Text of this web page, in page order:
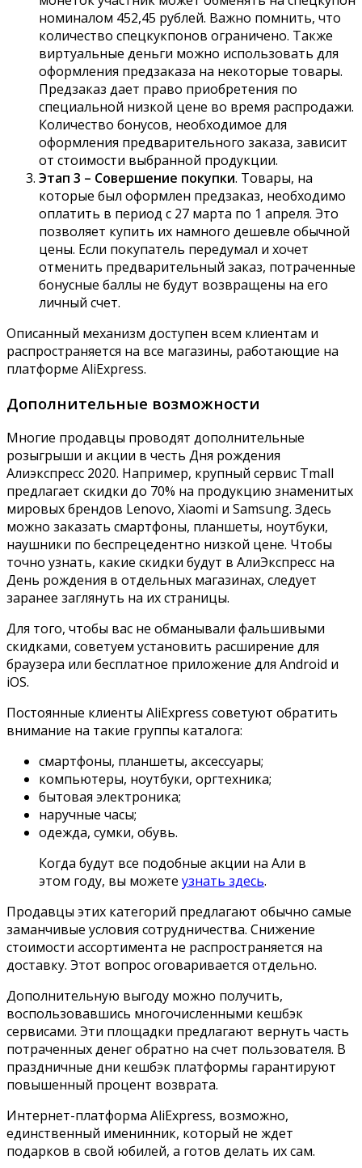
номиналом 452,45 рублей. Важно помнить, что
количество спецкукпонов ограничено. Также
виртуальные деньги можно использовать для
оформления предзаказа на некоторые товары.
Предзаказ дает право приобретения по
специальной низкой цене во время распродажи.
Количество бонусов, необходимое для
оформления предварительного заказа, зависит
от стоимости выбранной продукции.
Этап 3 – Совершение покупки. Товары, на
которые был оформлен предзаказ, необходимо
оплатить в период с 27 марта по 1 апреля. Это
позволяет купить их намного дешевле обычной
цены. Если покупатель передумал и хочет
отменить предварительный заказ, потраченные
бонусные баллы не будут возвращены на его
личный счет.
Описанный механизм доступен всем клиентам и
распространяется на все магазины, работающие на
платформе AliExpress.
Дополнительные возможности
Многие продавцы проводят дополнительные
розыгрыши и акции в честь Дня рождения
Алиэкспресс 2020. Например, крупный сервис Tmall
предлагает скидки до 70% на продукцию знаменитых
мировых брендов Lenovo, Xiaomi и Samsung. Здесь
можно заказать смартфоны, планшеты, ноутбуки,
наушники по беспрецедентно низкой цене. Чтобы
точно узнать, какие скидки будут в АлиЭкспресс на
День рождения в отдельных магазинах, следует
заранее заглянуть на их страницы.
Для того, чтобы вас не обманывали фальшивыми
скидками, советуем установить расширение для
браузера или бесплатное приложение для Android и
iOS.
Постоянные клиенты AliExpress советуют обратить
внимание на такие группы каталога:
смартфоны, планшеты, аксессуары;
компьютеры, ноутбуки, оргтехника;
бытовая электроника;
наручные часы;
одежда, сумки, обувь.
Когда будут все подобные акции на Али в
этом году, вы можете узнать здесь.
Продавцы этих категорий предлагают обычно самые
заманчивые условия сотрудничества. Снижение
стоимости ассортимента не распространяется на
доставку. Этот вопрос оговаривается отдельно.
Дополнительную выгоду можно получить,
воспользовавшись многочисленными кешбэк
сервисами. Эти площадки предлагают вернуть часть
потраченных денег обратно на счет пользователя. В
праздничные дни кешбэк платформы гарантируют
повышенный процент возврата.
Интернет-платформа AliExpress, возможно,
единственный именинник, который не ждет
подарков в свой юбилей, а готов делать их сам.